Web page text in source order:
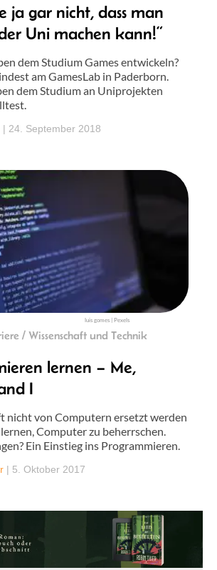
ja gar nicht, dass man
Uni machen kann!“
dem Studium Games entwickeln?
am GamesLab in Paderborn.
dem Studium an Uniprojekten
| 24. September 2018
luis gomes | Pexels
/ Wissenschaft und Technik
lernen – Me,
I
nicht von Computern ersetzt werden
Computer zu beherrschen.
Ein Einstieg ins Programmieren.
| 5. Oktober 2017